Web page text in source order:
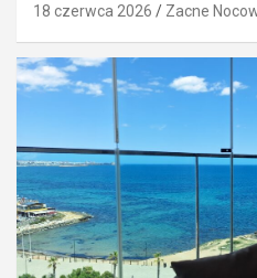
18 czerwca 2026 Zacne